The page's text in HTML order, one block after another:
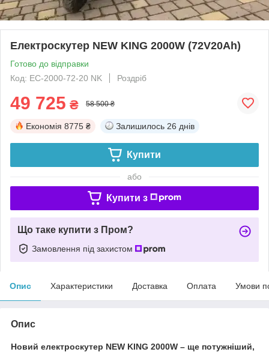
Електроскутер NEW KING 2000W (72V20Ah)
Готово до відправки
Код: ЕС-2000-72-20 NK
Роздріб
49 725 ₴ 58 500 ₴
Економія 8775 ₴ Залишилось 26 днів
Купити
або
Купити з
Що таке купити з Пром?
Замовлення під захистом
Опис Характеристики Доставка Оплата Умови
Опис
Новий електроскутер NEW KING 2000W – ще потужніший,